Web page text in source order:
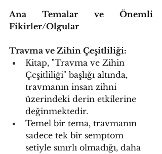
Ana Temalar ve Önemli
Fikirler/Olgular
Travma ve Zihin Çeşitliliği:
Kitap, "Travma ve Zihin
Çeşitliliği" başlığı altında,
travmanın insan zihni
üzerindeki derin etkilerine
değinmektedir.
Temel bir tema, travmanın
sadece tek bir semptom
setiyle sınırlı olmadığı, daha